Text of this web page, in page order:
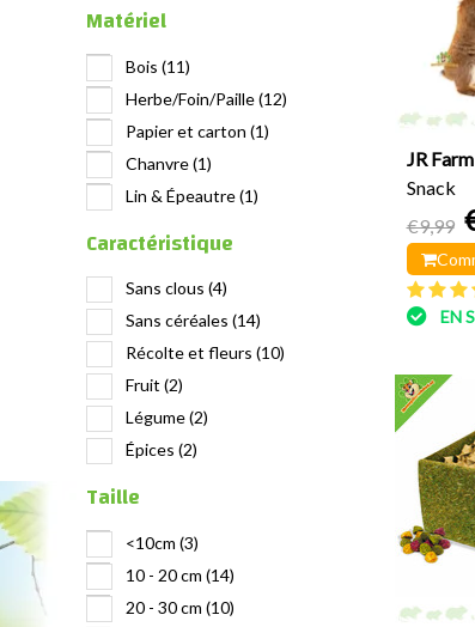
Matériel
Bois (11)
Herbe/Foin/Paille(12)
Papier et carton (1)
Chanvre(1)
Lin & Épeautre(1)
Caractéristique
Sans clous (4)
Sans céréales (14)
Récolte et fleurs (10)
Fruit (2)
Légume(2)
Épices (2)
Taille
<10cm (3)
10 - 20 cm (14)
20 - 30 cm (10)
JR Farm
Snack
€9,99
EN